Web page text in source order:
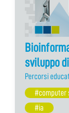
sviluppo
Percorsi
#computer
#ia